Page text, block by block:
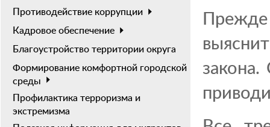
Противодействие коррупции
Кадровое обеспечение
Благоустройство территории округа
Формирование комфортной городской
среды
Профилактика терроризма и
экстремизма